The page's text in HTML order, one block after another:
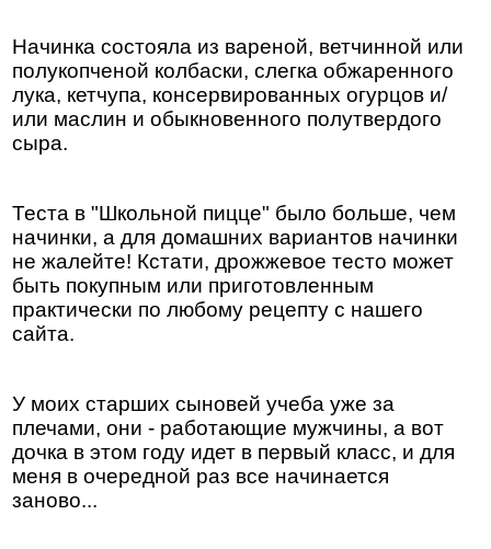
Начинка состояла из вареной, ветчинной или
полукопченой колбаски, слегка обжаренного
лука, кетчупа, консервированных огурцов и/
или маслин и обыкновенного полутвердого
сыра.
Теста в "Школьной пицце" было больше, чем
начинки, а для домашних вариантов начинки
не жалейте! Кстати, дрожжевое тесто может
быть покупным или приготовленным
практически по любому рецепту с нашего
сайта.
У моих старших сыновей учеба уже за
плечами, они - работающие мужчины, а вот
дочка в этом году идет в первый класс, и для
меня в очередной раз все начинается
заново...